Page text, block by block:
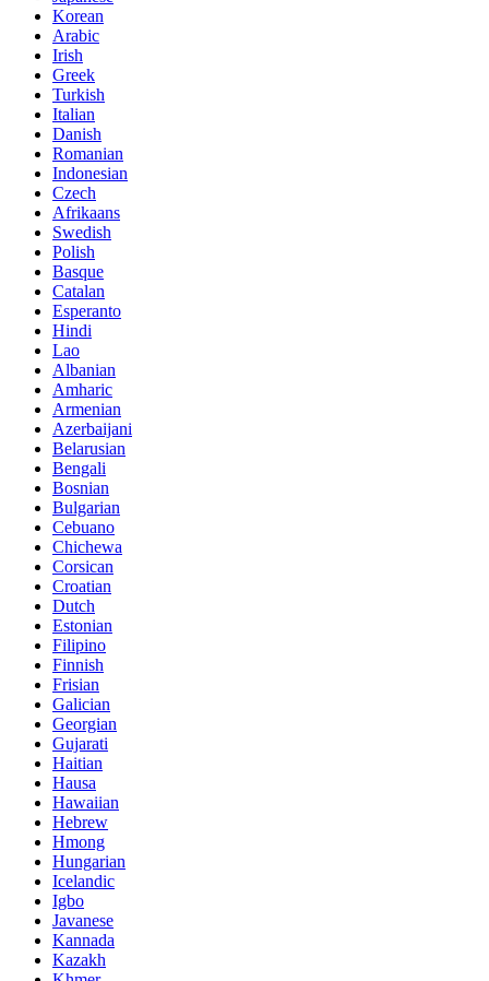
Korean
Arabic
Irish
Greek
Turkish
Italian
Danish
Romanian
Indonesian
Czech
Afrikaans
Swedish
Polish
Basque
Catalan
Esperanto
Hindi
Lao
Albanian
Amharic
Armenian
Azerbaijani
Belarusian
Bengali
Bosnian
Bulgarian
Cebuano
Chichewa
Corsican
Croatian
Dutch
Estonian
Filipino
Finnish
Frisian
Galician
Georgian
Gujarati
Haitian
Hausa
Hawaiian
Hebrew
Hmong
Hungarian
Icelandic
Igbo
Javanese
Kannada
Kazakh